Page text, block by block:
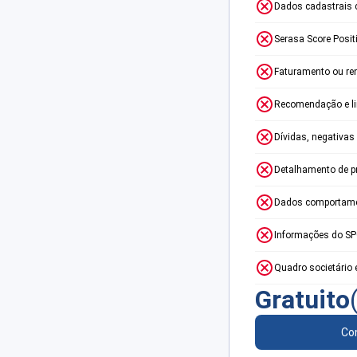
Dados cadastrais
Serasa Score
Faturamento ou
Recomendação e
Dívidas, negativas
Detalhamento de
Dados
Informações do
Quadro societário
Gratuito